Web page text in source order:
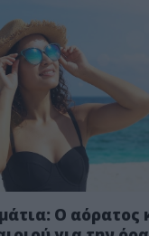
Ο αόρατος